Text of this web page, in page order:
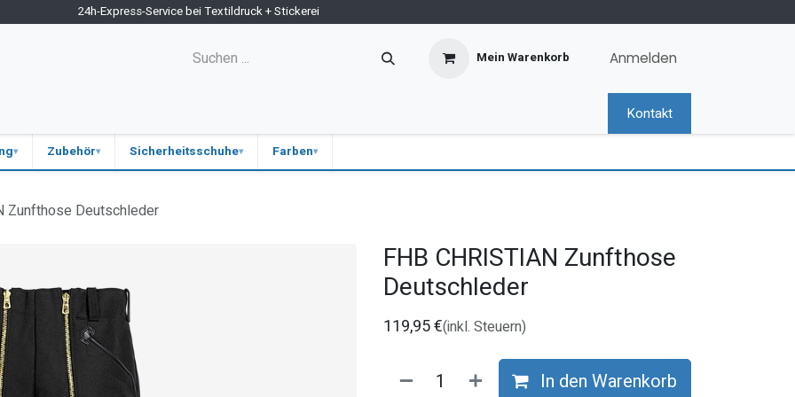
24h-Express-Service bei Textildruck + Stickerei
Mein Warenkorb Anmelden
Kontakt
Zubehör Sicherheitsschuhe Farben
Zunfthose Deutschleder
FHB CHRISTIAN Zunfthose
Deutschleder
119,95€(inkl. Steuern)
In den Warenkorb